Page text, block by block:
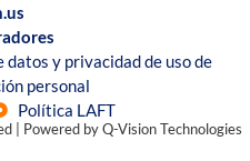
y privacidad de uso de
personal
Política LAFT
| Powered by Q-Vision Technologies